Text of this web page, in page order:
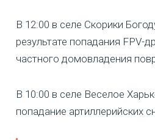
В 12:00 в селе Скорики
результате попадания FPV-
частного домовладения
В 10:00 в селе Веселое
попадание артиллерийских